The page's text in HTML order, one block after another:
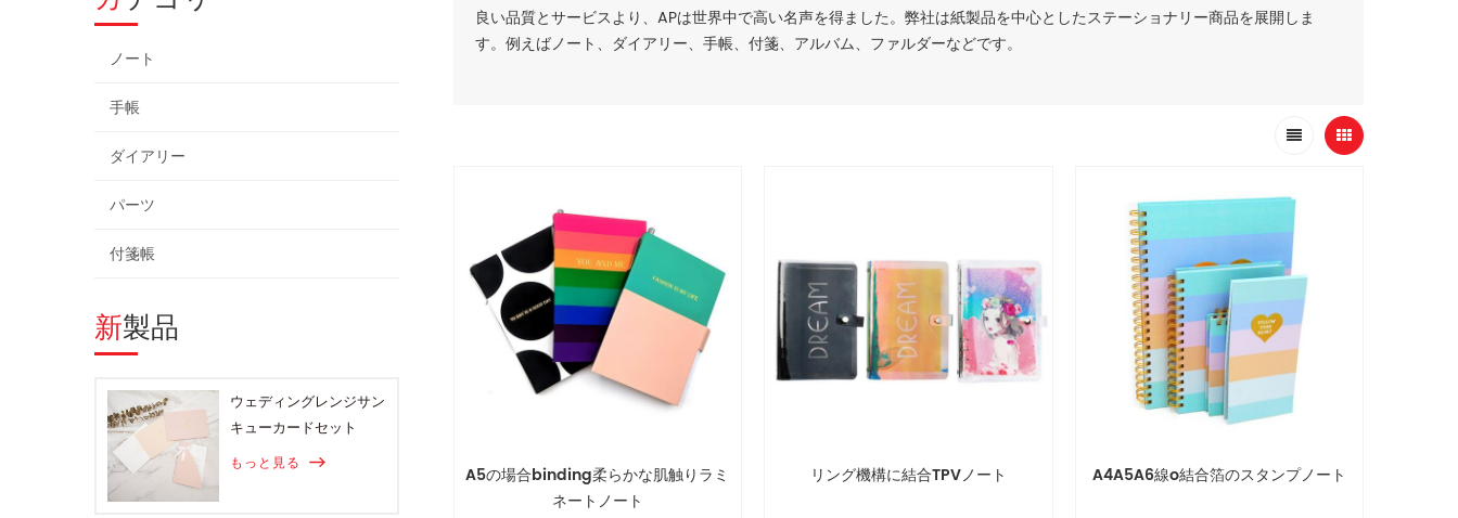
ノート
手帳
ダイアリー
パーツ
付箋帳
新製品
ウェディングレンジサン
キューカードセット
もっと見る
良い品質とサービスより、APは世界中で高い名声を得ました。弊社は紙製品を中心としたステーショナリー商品を展開しま
す。例えばノート、ダイアリー、手帳、付箋、アルバム、ファルダーなどです。
A5の場合binding柔らかな肌触りラミ
ネートノート
リング機構に結合TPVノート A4A5A6線o結合箔のスタンプノート